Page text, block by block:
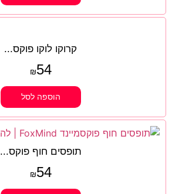
קרוקו לוקו פוקס...
₪54
הוספה לסל
תופסים חוף פוקס...
₪54